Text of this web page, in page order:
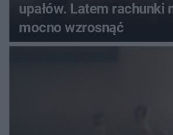
upałów. Latem rachunki
mocno wzrosnąć